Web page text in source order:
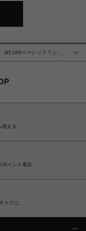
G5190ベーシックＴシャ
使える
ポイント進呈
トクに